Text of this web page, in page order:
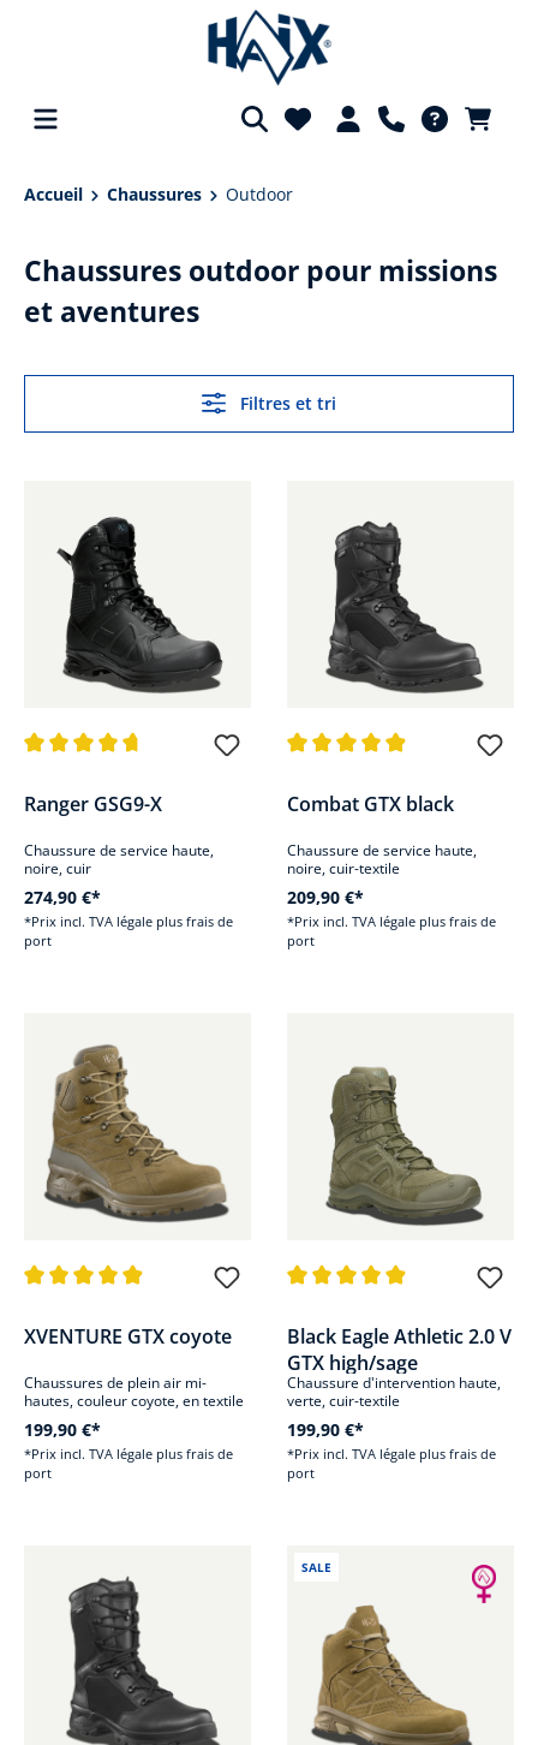
principal
Accueil Chaussures Outdoor
Chaussures outdoor pour missions
et aventures
Filtres et tri
Ranger GSG9-X
Chaussure de service haute,
noire, cuir
274,90 €*
*Prix incl. TVA légale plus frais de
port
Combat GTX black
Chaussure de service haute,
noire, cuir-textile
209,90 €*
*Prix incl. TVA légale plus frais de
port
XVENTURE GTX coyote
Chaussures de plein air mi-
hautes, couleur coyote, en textile
199,90 €*
*Prix incl. TVA légale plus frais de
port
Black Eagle Athletic 2.0 V
GTX high/sage
Chaussure d'intervention haute,
verte, cuir-textile
199,90 €*
*Prix incl. TVA légale plus frais de
port
SALE